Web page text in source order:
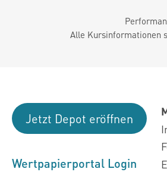
Alle Kursinformationen
Jetzt Depot eröffnen
Wertpapierportal Login